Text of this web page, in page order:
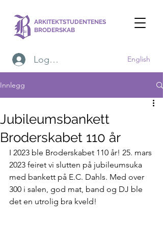
ARKITEKTSTUDENTENES
BRODERSKAB
English
Logg inn
Innlegg
Jubileumsbankett
Broderskabet 110 år
I 2023 ble Broderskabet 110 år! 25. mars
2023 feiret vi slutten på jubileumsuka
med bankett på E.C. Dahls. Med over
300 i salen, god mat, band og DJ ble
det en utrolig bra kveld!